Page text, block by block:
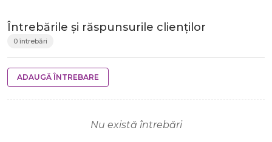
Întrebările și răspunsurile clienților
0 întrebări
ADAUGĂ ÎNTREBARE
Nu există întrebări